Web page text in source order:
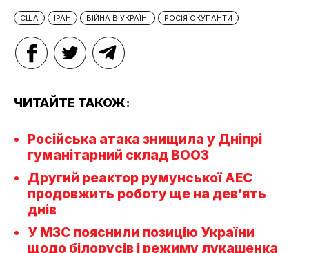
США ІРАН ВІЙНА В УКРАЇНІ РОСІЯ ОКУПАНТИ
ЧИТАЙТЕ ТАКОЖ:
Російська атака знищила у Дніпрі
гуманітарний склад ВООЗ
Другий реактор румунської АЕС
продовжить роботу ще на дев’ять
днів
У МЗС пояснили позицію України
щодо білорусів і режиму лукашенка